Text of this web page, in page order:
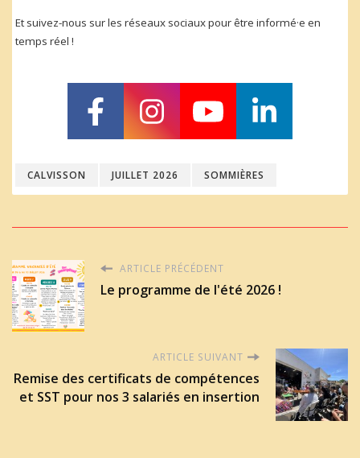
Et suivez-nous sur les réseaux sociaux pour être informé·e en
temps réel !
CALVISSON JUILLET 2026 SOMMIÈRES
ARTICLE PRÉCÉDENT
Le programme de l'été 2026 !
ARTICLE SUIVANT
Remise des certificats de compétences
et SST pour nos 3 salariés en insertion